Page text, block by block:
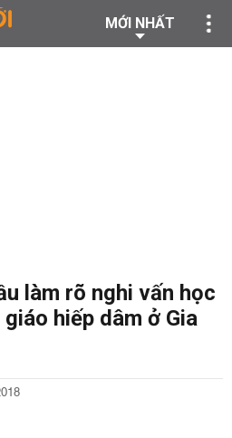
MỚI NHẤT
làm rõ nghi vấn học
hiếp dâm ở Gia